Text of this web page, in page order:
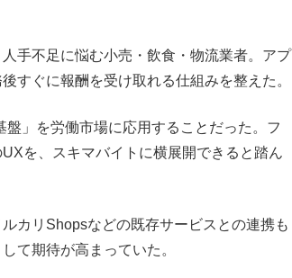
手不足に悩む小売・飲食・物流業者。アプ
すぐに報酬を受け取れる仕組みを整えた。
」を労働市場に応用することだった。フ
を、スキマバイトに横展開できると踏ん
カリShopsなどの既存サービスとの連携も
て期待が高まっていた。